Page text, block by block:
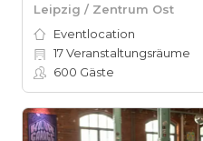
Leipzig / Zentrum Ost
Eventlocation
17Veranstaltungsräume
600 Gäste